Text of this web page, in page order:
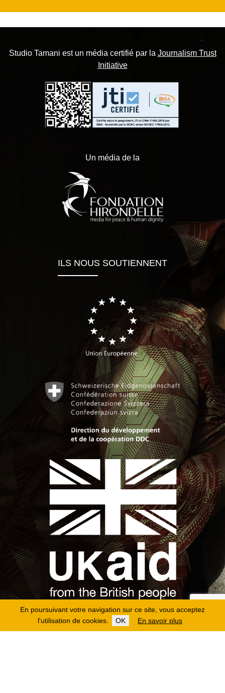
En poursuivant votre navigation sur ce site, vous acceptez
l'utilisation de cookies.
OK En savoir plus
Studio Tamani est un média certifié par la Journalism Trust
Initiative
Un média de la
ILS NOUS SOUTIENNENT